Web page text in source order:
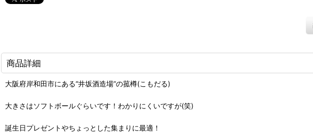
商品詳細
大阪府岸和田市にある“井坂酒造場”の菰樽(こもだる)
大きさはソフトボールぐらいです！わかりにくいですが(笑)
誕生日プレゼントやちょっとした集まりに最適！